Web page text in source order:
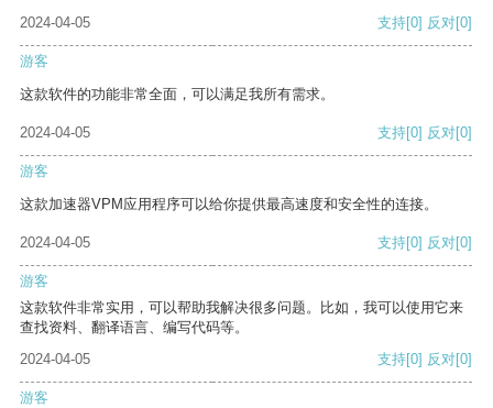
2024-04-05 支持[0] 反对[0]
游客
这款软件的功能非常全面，可以满足我所有需求。
2024-04-05 支持[0] 反对[0]
游客
这款加速器VPM应用程序可以给你提供最高速度和安全性的连接。
2024-04-05 支持[0] 反对[0]
游客
这款软件非常实用，可以帮助我解决很多问题。比如，我可以使用它来
查找资料、翻译语言、编写代码等。
2024-04-05
支持[0] 反对[0]
游客